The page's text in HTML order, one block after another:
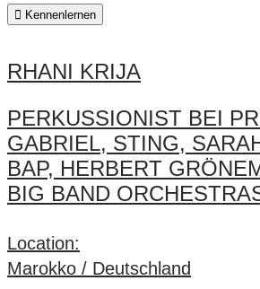
Kennenlernen
RHANI KRIJA
PERKUSSIONIST BEI
GABRIEL, STING,
BAP, HERBERT
BIG BAND
Location:
Marokko / Deutschland